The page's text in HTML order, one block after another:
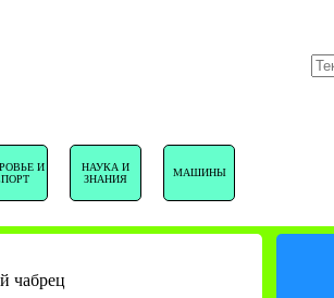
И
НАУКА И
ЗНАНИЯ
МАШИНЫ
чабрец